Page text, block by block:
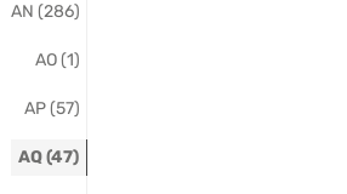
AN (286)
AO (1)
AP (57)
AQ (47)